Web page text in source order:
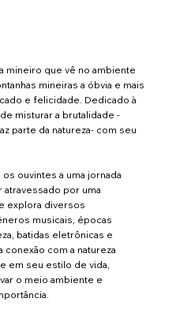
mineiro que vê no ambiente
mineiras a óbvia e mais
e felicidade. Dedicado à
misturar a brutalidade -
parte da natureza- com seu
ouvintes a uma jornada
por uma
explora diversos
musicais, épocas
batidas eletrônicas e
conexão com a natureza
em seu estilo de vida,
o meio ambiente e